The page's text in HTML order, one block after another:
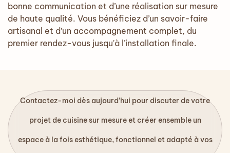
bonne communication et d’une réalisation sur mesure
de haute qualité. Vous bénéficiez d’un savoir-faire
artisanal et d’un accompagnement complet, du
premier rendez-vous jusqu'à l’installation finale.
Contactez-moi dès aujourd’hui pour discuter de votre
projet de cuisine sur mesure et créer ensemble un
espace à la fois esthétique, fonctionnel et adapté à vos